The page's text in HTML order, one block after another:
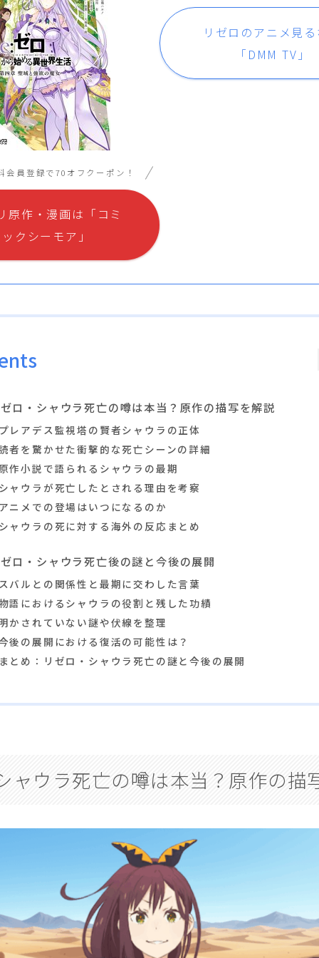
会員登録で70オフクーポン！
原作・漫画は「コミ
ックシーモア」
リゼロのアニメ見
「DMM TV」
ロ・シャウラ死亡の噂は本当？原作の描写を解説
レアデス監視塔の賢者シャウラの正体
者を驚かせた衝撃的な死亡シーンの詳細
作小説で語られるシャウラの最期
ャウラが死亡したとされる理由を考察
ニメでの登場はいつになるのか
ャウラの死に対する海外の反応まとめ
ロ・シャウラ死亡後の謎と今後の展開
バルとの関係性と最期に交わした言葉
語におけるシャウラの役割と残した功績
かされていない謎や伏線を整理
後の展開における復活の可能性は？
とめ：リゼロ・シャウラ死亡の謎と今後の展開
ャウラ死亡の噂は本当？原作の描